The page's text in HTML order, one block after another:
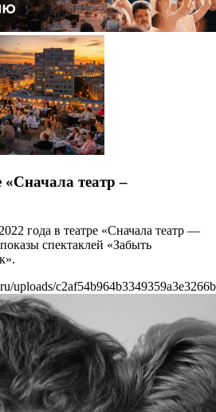
«Сначала театр –
года в театре «Сначала театр —
спектаклей «Забыть
uploads/